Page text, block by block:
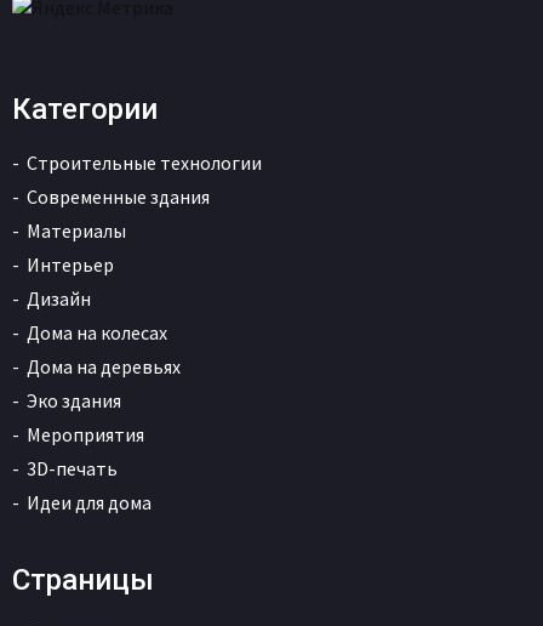
Категории
Строительные технологии
Современные здания
Материалы
Интерьер
Дизайн
Дома на колесах
Дома на деревьях
Эко здания
Мероприятия
3D-печать
Идеи для дома
Страницы